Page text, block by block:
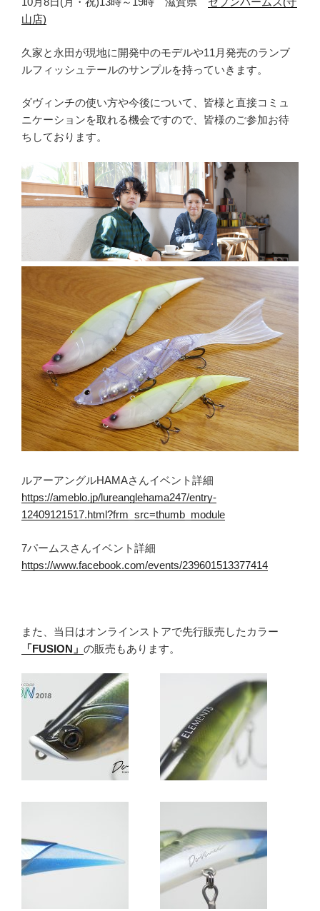
山店)
久家と永田が現地に開発中のモデルや11月発売のランブ
ルフィッシュテールのサンプルを持っていきます。
ダヴィンチの使い方や今後について、皆様と直接コミュ
ニケーションを取れる機会ですので、皆様のご参加お待
ちしております。
ルアーアングルHAMAさんイベント詳細
https://ameblo.jp/lureanglehama247/entry-
12409121517.html?frm_src=thumb_module
7パームスさんイベント詳細
https://www.facebook.com/events/239601513377414
また、当日はオンラインストアで先行販売したカラー
「FUSION」 の販売もあります。